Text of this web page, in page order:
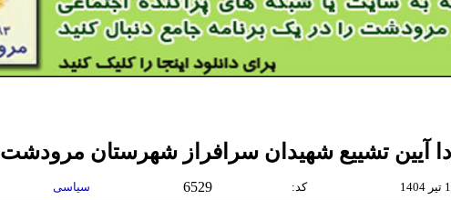
آیین تشییع شهیدان سرافراز شهرستان مرودشت
6529 :كد